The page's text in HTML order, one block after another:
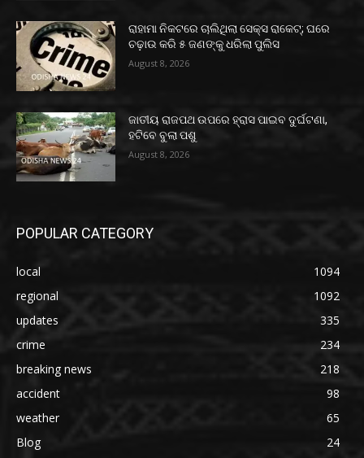
ରାହାମା ନିକଟରେ ଚାଲିଥିଲା ସେକ୍ସ ରାକେଟ୍; ଘରେ
ଚଢ଼ାଉ କରି ୫ ଜଣଙ୍କୁ ଧରିଲା ପୁଲିସ
August 8, 2026
ଜାତୀୟ ରାଜପଥ ଉପରେ ହ୍ରାସ ପାଇବ ଦୁର୍ଘଟଣା,
ହଟିବେ ବୁଲା ପଶୁ
August 8, 2026
POPULAR CATEGORY
local
1094
regional
1092
updates
335
crime
234
breaking news
218
accident
98
weather
65
Blog
24